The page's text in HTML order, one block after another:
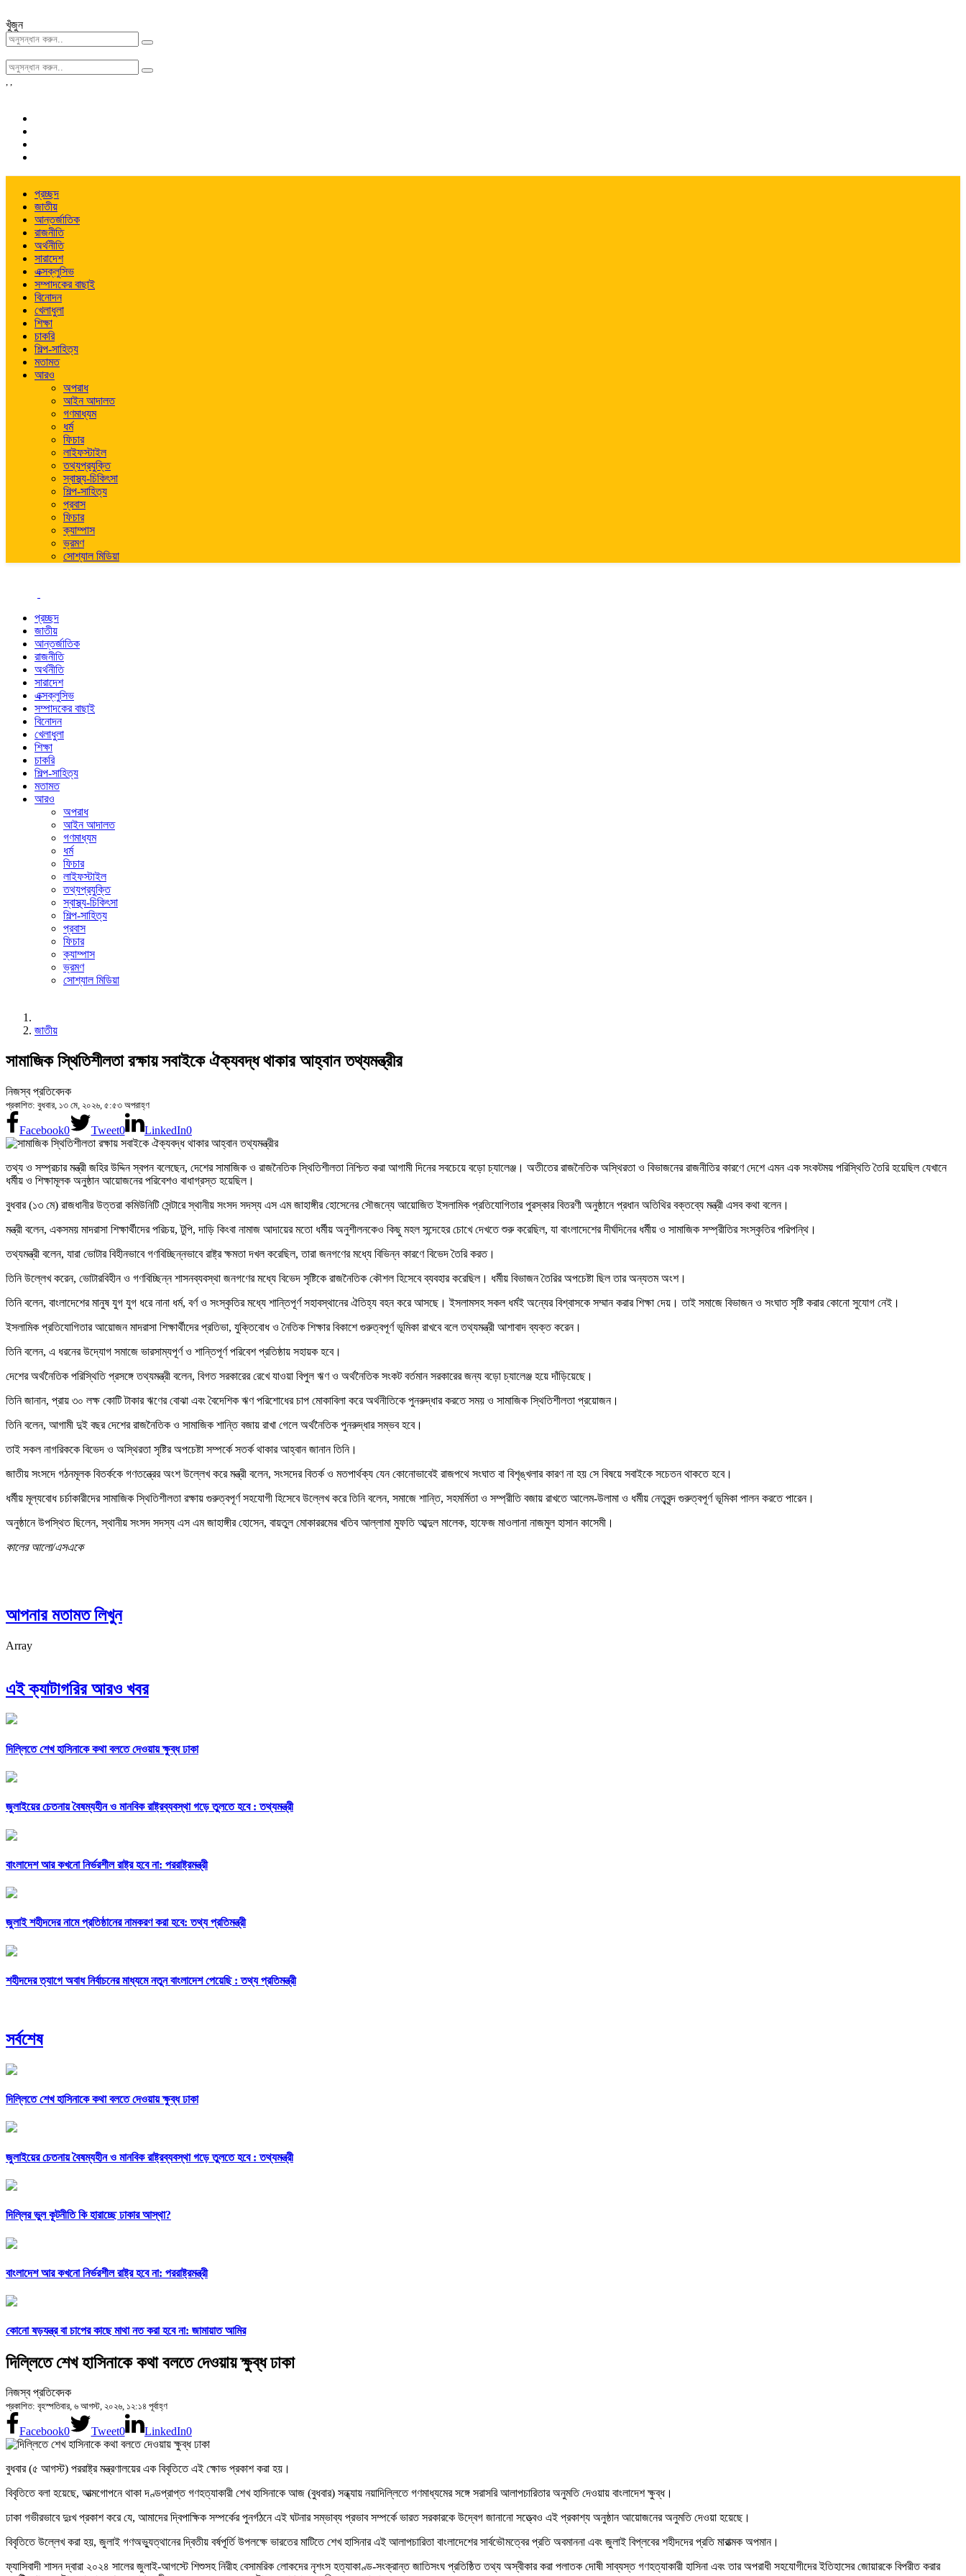
খুঁজুন
, ,
প্রচ্ছদ
জাতীয়
আন্তর্জাতিক
রাজনীতি
অর্থনীতি
সারাদেশ
এক্সক্লুসিভ
সম্পাদকের বাছাই
বিনোদন
খেলাধুলা
শিক্ষা
চাকরি
শিল্প-সাহিত্য
মতামত
আরও
অপরাধ
আইন আদালত
গণমাধ্যম
ধর্ম
ফিচার
লাইফস্টাইল
তথ্যপ্রযুক্তি
স্বাস্থ্য-চিকিৎসা
শিল্প-সাহিত্য
প্রবাস
ফিচার
ক্যাম্পাস
ভ্রমণ
সোশ্যাল মিডিয়া
প্রচ্ছদ
জাতীয়
আন্তর্জাতিক
রাজনীতি
অর্থনীতি
সারাদেশ
এক্সক্লুসিভ
সম্পাদকের বাছাই
বিনোদন
খেলাধুলা
শিক্ষা
চাকরি
শিল্প-সাহিত্য
মতামত
আরও
অপরাধ
আইন আদালত
গণমাধ্যম
ধর্ম
ফিচার
লাইফস্টাইল
তথ্যপ্রযুক্তি
স্বাস্থ্য-চিকিৎসা
শিল্প-সাহিত্য
প্রবাস
ফিচার
ক্যাম্পাস
ভ্রমণ
সোশ্যাল মিডিয়া
জাতীয়
সামাজিক স্থিতিশীলতা রক্ষায় সবাইকে ঐক্যবদ্ধ থাকার আহ্বান তথ্যমন্ত্রীর
নিজস্ব প্রতিবেদক
প্রকাশিত: বুধবার, ১৩ মে, ২০২৬, ৫:৫৩ অপরাহ্ণ
Facebook0 Tweet0 LinkedIn0
তথ্য ও সম্প্রচার মন্ত্রী জহির উদ্দিন স্বপন বলেছেন, দেশের সামাজিক ও রাজনৈতিক স্থিতিশীলতা নিশ্চিত করা আগামী দিনের সবচেয়ে বড়ো চ্যালেঞ্জ। অতীতের রাজনৈতিক অস্থিরতা ও বিভাজনের রাজনীতির কারণে দেশে এমন এক সংকটময় পরিস্থিতি তৈরি হয়েছিল যেখানে
ধর্মীয় ও শিক্ষামূলক অনুষ্ঠান আয়োজনের পরিবেশও বাধাগ্রস্ত হয়েছিল।
বুধবার (১৩ মে) রাজধানীর উত্তরা কমিউনিটি সেন্টারে স্থানীয় সংসদ সদস্য এস এম জাহাঙ্গীর হোসেনের সৌজন্যে আয়োজিত ইসলামিক প্রতিযোগিতার পুরস্কার বিতরণী অনুষ্ঠানে প্রধান অতিথির বক্তব্যে মন্ত্রী এসব কথা বলেন।
মন্ত্রী বলেন, একসময় মাদরাসা শিক্ষার্থীদের পরিচয়, টুপি, দাড়ি কিংবা নামাজ আদায়ের মতো ধর্মীয় অনুশীলনকেও কিছু মহল সন্দেহের চোখে দেখতে শুরু করেছিল, যা বাংলাদেশের দীর্ঘদিনের ধর্মীয় ও সামাজিক সম্প্রীতির সংস্কৃতির পরিপন্থি।
তথ্যমন্ত্রী বলেন, যারা ভোটার বিহীনভাবে গণবিচ্ছিন্নভাবে রাষ্ট্র ক্ষমতা দখল করেছিল, তারা জনগণের মধ্যে বিভিন্ন কারণে বিভেদ তৈরি করত।
তিনি উল্লেখ করেন, ভোটারবিহীন ও গণবিচ্ছিন্ন শাসনব্যবস্থা জনগণের মধ্যে বিভেদ সৃষ্টিকে রাজনৈতিক কৌশল হিসেবে ব্যবহার করেছিল। ধর্মীয় বিভাজন তৈরির অপচেষ্টা ছিল তার অন্যতম অংশ।
তিনি বলেন, বাংলাদেশের মানুষ যুগ যুগ ধরে নানা ধর্ম, বর্ণ ও সংস্কৃতির মধ্যে শান্তিপূর্ণ সহাবস্থানের ঐতিহ্য বহন করে আসছে। ইসলামসহ সকল ধর্মই অন্যের বিশ্বাসকে সম্মান করার শিক্ষা দেয়। তাই সমাজে বিভাজন ও সংঘাত সৃষ্টি করার কোনো সুযোগ নেই।
ইসলামিক প্রতিযোগিতার আয়োজন মাদরাসা শিক্ষার্থীদের প্রতিভা, যুক্তিবোধ ও নৈতিক শিক্ষার বিকাশে গুরুত্বপূর্ণ ভূমিকা রাখবে বলে তথ্যমন্ত্রী আশাবাদ ব্যক্ত করেন।
তিনি বলেন, এ ধরনের উদ্যোগ সমাজে ভারসাম্যপূর্ণ ও শান্তিপূর্ণ পরিবেশ প্রতিষ্ঠায় সহায়ক হবে।
দেশের অর্থনৈতিক পরিস্থিতি প্রসঙ্গে তথ্যমন্ত্রী বলেন, বিগত সরকারের রেখে যাওয়া বিপুল ঋণ ও অর্থনৈতিক সংকট বর্তমান সরকারের জন্য বড়ো চ্যালেঞ্জ হয়ে দাঁড়িয়েছে।
তিনি জানান, প্রায় ৩০ লক্ষ কোটি টাকার ঋণের বোঝা এবং বৈদেশিক ঋণ পরিশোধের চাপ মোকাবিলা করে অর্থনীতিকে পুনরুদ্ধার করতে সময় ও সামাজিক স্থিতিশীলতা প্রয়োজন।
তিনি বলেন, আগামী দুই বছর দেশের রাজনৈতিক ও সামাজিক শান্তি বজায় রাখা গেলে অর্থনৈতিক পুনরুদ্ধার সম্ভব হবে।
তাই সকল নাগরিককে বিভেদ ও অস্থিরতা সৃষ্টির অপচেষ্টা সম্পর্কে সতর্ক থাকার আহ্বান জানান তিনি।
জাতীয় সংসদে গঠনমূলক বিতর্ককে গণতন্ত্রের অংশ উল্লেখ করে মন্ত্রী বলেন, সংসদের বিতর্ক ও মতপার্থক্য যেন কোনোভাবেই রাজপথে সংঘাত বা বিশৃঙ্খলার কারণ না হয় সে বিষয়ে সবাইকে সচেতন থাকতে হবে।
ধর্মীয় মূল্যবোধ চর্চাকারীদের সামাজিক স্থিতিশীলতা রক্ষায় গুরুত্বপূর্ণ সহযোগী হিসেবে উল্লেখ করে তিনি বলেন, সমাজে শান্তি, সহমর্মিতা ও সম্প্রীতি বজায় রাখতে আলেম-উলামা ও ধর্মীয় নেতৃবৃন্দ গুরুত্বপূর্ণ ভূমিকা পালন করতে পারেন।
অনুষ্ঠানে উপস্থিত ছিলেন, স্থানীয় সংসদ সদস্য এস এম জাহাঙ্গীর হোসেন, বায়তুল মোকাররমের খতিব আল্লামা মুফতি আব্দুল মালেক, হাফেজ মাওলানা নাজমুল হাসান কাসেমী।
কালের আলো/এসএকে
আপনার মতামত লিখুন
Array
এই ক্যাটাগরির আরও খবর
দিল্লিতে শেখ হাসিনাকে কথা বলতে দেওয়ায় ক্ষুব্ধ ঢাকা
জুলাইয়ের চেতনায় বৈষম্যহীন ও মানবিক রাষ্ট্রব্যবস্থা গড়ে তুলতে হবে : তথ্যমন্ত্রী
বাংলাদেশ আর কখনো নির্ভরশীল রাষ্ট্র হবে না: পররাষ্ট্রমন্ত্রী
জুলাই শহীদদের নামে প্রতিষ্ঠানের নামকরণ করা হবে: তথ্য প্রতিমন্ত্রী
শহীদদের ত্যাগে অবাধ নির্বাচনের মাধ্যমে নতুন বাংলাদেশ পেয়েছি : তথ্য প্রতিমন্ত্রী
সর্বশেষ
দিল্লিতে শেখ হাসিনাকে কথা বলতে দেওয়ায় ক্ষুব্ধ ঢাকা
জুলাইয়ের চেতনায় বৈষম্যহীন ও মানবিক রাষ্ট্রব্যবস্থা গড়ে তুলতে হবে : তথ্যমন্ত্রী
দিল্লির ভুল কূটনীতি কি হারাচ্ছে ঢাকার আস্থা?
বাংলাদেশ আর কখনো নির্ভরশীল রাষ্ট্র হবে না: পররাষ্ট্রমন্ত্রী
কোনো ষড়যন্ত্র বা চাপের কাছে মাথা নত করা হবে না: জামায়াত আমির
দিল্লিতে শেখ হাসিনাকে কথা বলতে দেওয়ায় ক্ষুব্ধ ঢাকা
নিজস্ব প্রতিবেদক
প্রকাশিত: বৃহস্পতিবার, ৬ আগস্ট, ২০২৬, ১২:১৪ পূর্বাহ্ণ
Facebook0 Tweet0 LinkedIn0
বুধবার (৫ আগস্ট) পররাষ্ট্র মন্ত্রণালয়ের এক বিবৃতিতে এই ক্ষোভ প্রকাশ করা হয়।
বিবৃতিতে বলা হয়েছে, আত্মগোপনে থাকা দণ্ডপ্রাপ্ত গণহত্যাকারী শেখ হাসিনাকে আজ (বুধবার) সন্ধ্যায় নয়াদিল্লিতে গণমাধ্যমের সঙ্গে সরাসরি আলাপচারিতার অনুমতি দেওয়ায় বাংলাদেশ ক্ষুব্ধ।
ঢাকা গভীরভাবে দুঃখ প্রকাশ করে যে, আমাদের দ্বিপাক্ষিক সম্পর্কের পুনর্গঠনে এই ঘটনার সম্ভাব্য প্রভাব সম্পর্কে ভারত সরকারকে উদ্বেগ জানানো সত্ত্বেও এই প্রকাশ্য অনুষ্ঠান আয়োজনের অনুমতি দেওয়া হয়েছে।
বিবৃতিতে উল্লেখ করা হয়, জুলাই গণঅভ্যুত্থানের দ্বিতীয় বর্ষপূর্তি উপলক্ষে ভারতের মাটিতে শেখ হাসিনার এই আলাপচারিতা বাংলাদেশের সার্বভৌমত্বের প্রতি অবমাননা এবং জুলাই বিপ্লবের শহীদদের প্রতি মারাত্মক অপমান।
ফ্যাসিবাদী শাসন দ্বারা ২০২৪ সালের জুলাই-আগস্টে শিশুসহ নিরীহ বেসামরিক লোকদের নৃশংস হত্যাকাণ্ড-সংক্রান্ত জাতিসংঘ প্রতিষ্ঠিত তথ্য অস্বীকার করা পলাতক দোষী সাব্যস্ত গণহত্যাকারী হাসিনা এবং তার অপরাধী সহযোগীদের ইতিহাসের জোয়ারকে বিপরীত করার